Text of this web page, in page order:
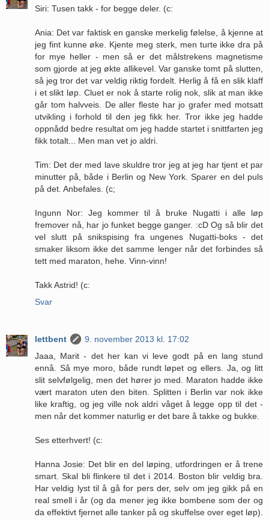
Siri: Tusen takk - for begge deler. (c:
Ania: Det var faktisk en ganske merkelig følelse, å kjenne at
jeg fint kunne øke. Kjente meg sterk, men turte ikke dra på
for mye heller - men så er det målstrekens magnetisme
som gjorde at jeg økte allikevel. Var ganske tomt på slutten,
så jeg tror det var veldig riktig fordelt. Herlig å få en slik klaff
i et slikt løp. Cluet er nok å starte rolig nok, slik at man ikke
går tom halvveis. De aller fleste har jo grafer med motsatt
utvikling i forhold til den jeg fikk her. Tror ikke jeg hadde
oppnådd bedre resultat om jeg hadde startet i snittfarten jeg
fikk totalt... Men man vet jo aldri.
Tim: Det der med lave skuldre tror jeg at jeg har tjent et par
minutter på, både i Berlin og New York. Sparer en del puls
på det. Anbefales. (c;
Ingunn Nor: Jeg kommer til å bruke Nugatti i alle løp
fremover nå, har jo funket begge ganger. :cD Og så blir det
vel slutt på snikspising fra ungenes Nugatti-boks - det
smaker liksom ikke det samme lenger når det forbindes så
tett med maraton, hehe. Vinn-vinn!
Takk Astrid! (c:
Svar
lettbent
9. november 2013 kl. 17:02
Jaaa, Marit - det her kan vi leve godt på en lang stund
ennå. Så mye moro, både rundt løpet og ellers. Ja, og litt
slit selvfølgelig, men det hører jo med. Maraton hadde ikke
vært maraton uten den biten. Splitten i Berlin var nok ikke
like kraftig, og jeg ville nok aldri våget å legge opp til det -
men når det kommer naturlig er det bare å takke og bukke.
Ses etterhvert! (c:
Hanna Josie: Det blir en del løping, utfordringen er å trene
smart. Skal bli flinkere til det i 2014. Boston blir veldig bra.
Har veldig lyst til å gå for pers der, selv om jeg gikk på en
real smell i år (og da mener jeg ikke bombene som der og
da effektivt fjernet alle tanker på og skuffelse over eget løp).